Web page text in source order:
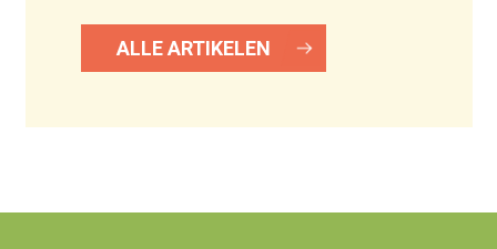
ALLE ARTIKELEN